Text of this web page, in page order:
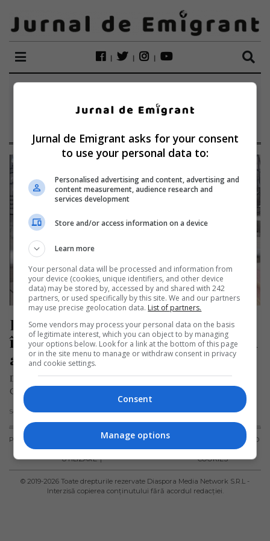
CLAUDIA
SCORTANU
Româncă, mamă a doi copii, moartă
în Spania. „A muncit până efectiv nu
a mai putut”
Durere de nedescris într-o familie de români după moartea
Claudiei Scortanu, o tânără de numai 31 de ani, originară din…
Scris de Daniela Stoica- sâmbătă, 15 aprilie 2023
PUBLICITATE
CONDIȚII DE
UTILIZARE
POLITICA DE
CONFIDENȚIALITATE
POLITICA PRIVIND
FISIERELE
COOKIES
© 2019-2026 Toate drepturile rezervate Diaspora Media Network S.R.L -
Interzisă copierea conținutului fără acordul redacției.
Jurnal de Emigrant asks for your consent
to use your personal data to:
Personalised advertising and content, advertising and
content measurement, audience research and
services development
Store and/or access information on a device
Learn more
Your personal data will be processed and information from
your device (cookies, unique identifiers, and other device
data) may be stored by, accessed by and shared with 242
partners, or used specifically by this site. We and our partners
may use precise geolocation data. List of partners.
Some vendors may process your personal data on the basis
of legitimate interest, which you can object to by managing
your options below. Look for a link at the bottom of this page
or in the site menu to manage or withdraw consent in privacy
and cookie settings.
Consent
Manage options